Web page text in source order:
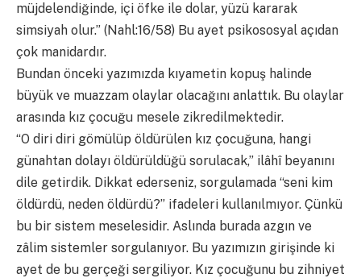
müjdelendiğinde, içi öfke ile dolar, yüzü kararak
simsiyah olur.” (Nahl:16/58) Bu ayet psikososyal açıdan
çok manidardır.
Bundan önceki yazımızda kıyametin kopuş halinde
büyük ve muazzam olaylar olacağını anlattık. Bu olaylar
arasında kız çocuğu mesele zikredilmektedir.
“O diri diri gömülüp öldürülen kız çocuğuna, hangi
günahtan dolayı öldürüldüğü sorulacak,” ilâhî beyanını
dile getirdik. Dikkat ederseniz, sorgulamada “seni kim
öldürdü, neden öldürdü?” ifadeleri kullanılmıyor. Çünkü
bu bir sistem meselesidir. Aslında burada azgın ve
zâlim sistemler sorgulanıyor. Bu yazımızın girişinde ki
ayet de bu gerçeği sergiliyor. Kız çocuğunu bu zihniyet